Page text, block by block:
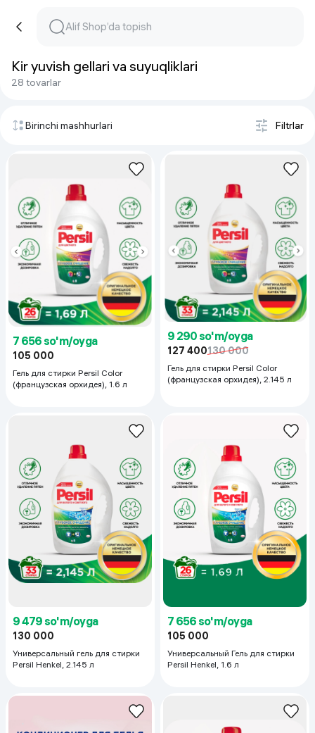
Kir yuvish gellari va suyuqliklari
28 tovarlar
Birinchi mashhurlari Filtrlar
7 656 so'm/oyga
105 000
Гель для стирки Persil Color
(французская орхидея), 1.6 л
9 290 so'm/oyga
127 400130 000
Гель для стирки Persil Color
(французская орхидея), 2.145 л
9 479 so'm/oyga
130 000
Универсальный гель для стирки
Persil Henkel, 2.145 л
7 656 so'm/oyga
105 000
Универсальный Гель для стирки
Persil Henkel, 1.6 л